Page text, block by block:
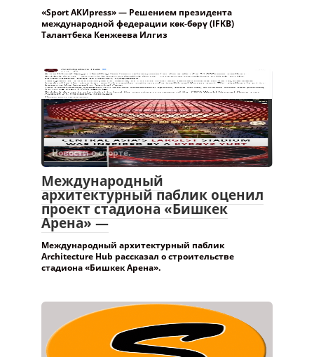
«Sport АКИpress» — Решением президента
международной федерации көк-бөрү (IFKB)
Талантбека Кенжеева Илгиз
Новости о спорте.
Международный
архитектурный паблик оценил
проект стадиона «Бишкек
Арена» —
Международный архитектурный паблик
Architecture Hub рассказал о строительстве
стадиона «Бишкек Арена».